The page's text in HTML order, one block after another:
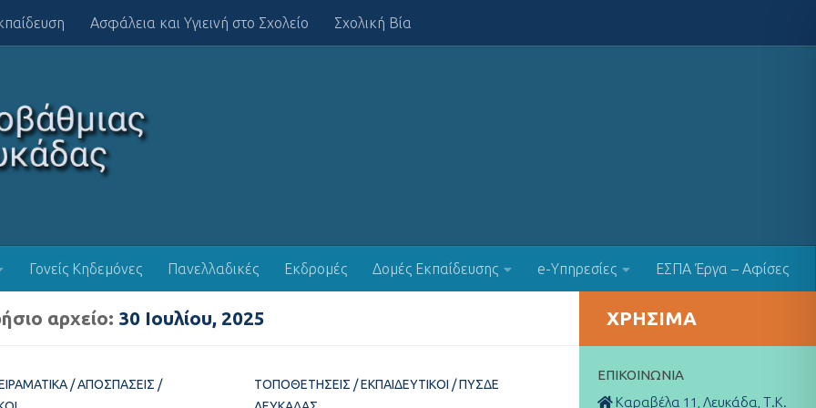
Ασφάλεια και Υγιεινή στο Σχολείο Σχολική Βία
Γονείς Κηδεμόνες Πανελλαδικές Εκδρομές Δομές Εκπαίδευσης e-Υπηρεσίες ΕΣΠΑ Έργα – Αφίσες
αρχείο: 30 Ιουλίου, 2025
/ΑΠΟΣΠΆΣΕΙΣ /
ΤΟΠΟΘΕΤΉΣΕΙΣ /ΕΚΠΑΙΔΕΥΤΙΚΟΊ /ΠΥΣΔΕ
ΧΡΉΣΙΜΑ
ΕΠΙΚΟΙΝΩΝΊΑ
Καραβέλα 11, Λευκάδα, Τ.Κ.